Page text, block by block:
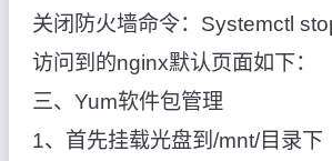
关闭防火墙命令：Systemctl
访问到的nginx默认页面如下：
三、Yum软件包管理
1、首先挂载光盘到/mnt/目录下